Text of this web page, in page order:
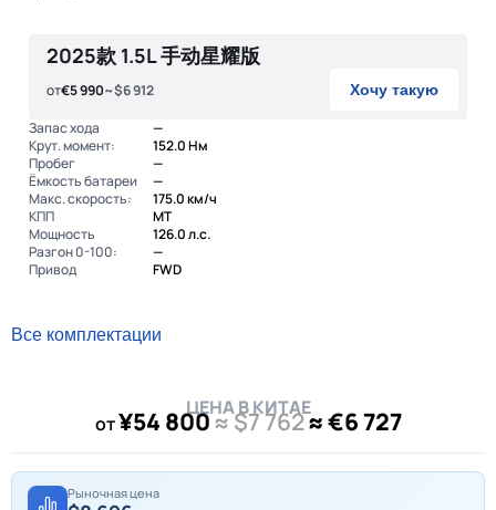
2025款 1.5L 手动星耀版
от€5 990~$6 912 Хочу такую
Запас хода
—
Крут. момент:
152.0 Нм
Пробег
—
Ёмкость батареи
—
Макс. скорость:
175.0 км/ч
КПП
MT
Мощность
126.0 л.с.
Разгон 0-100:
—
Привод
FWD
Все комплектации
ЦЕНА В КИТАЕ
от¥54 800≈ $7 762≈ €6 727
Рыночная цена